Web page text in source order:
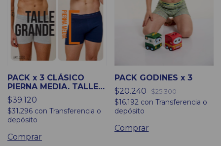
PACK x 3 CLÁSICO
PIERNA MEDIA. TALLES
GRANDES
$39.120
$31.296 con Transferencia o
depósito
Comprar
PACK GODINES x 3
$20.240 $25.300
$16.192 con Transferencia o
depósito
Comprar